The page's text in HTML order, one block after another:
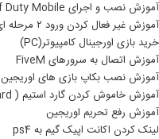
آموزش نصب و اجرای Call of Duty Mobile در اندروید
آموزش غیر فعال کردن ورود ۲ مرحله ای فورتنایت
خرید بازی اورجینال کامپیوتر(PC)
آموزش اتصال به سرورهای FiveM
آموزش نصب بکاپ بازی های اوریجین
آموزش خاموش کردن گارد استیم ( Steam Guard )
آموزش رفع تحریم اوریجین
لینک کردن اکانت اپیک گیم به ps4